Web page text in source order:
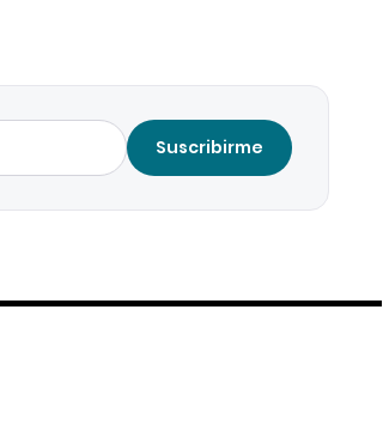
Suscribirme